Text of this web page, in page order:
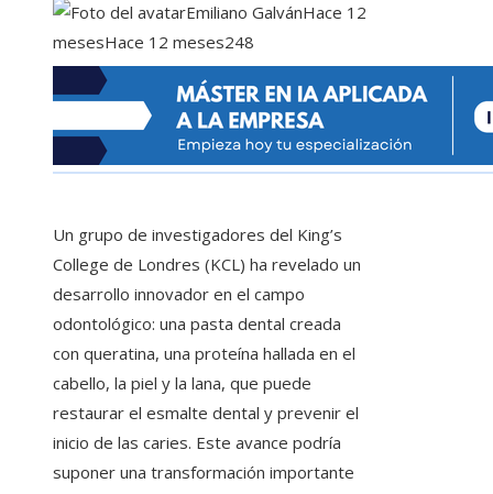
Emiliano GalvánHace 12
mesesHace 12 meses248
Un grupo de investigadores del King’s
College de Londres (KCL) ha revelado un
desarrollo innovador en el campo
odontológico: una pasta dental creada
con queratina, una proteína hallada en el
cabello, la piel y la lana, que puede
restaurar el esmalte dental y prevenir el
inicio de las caries. Este avance podría
suponer una transformación importante